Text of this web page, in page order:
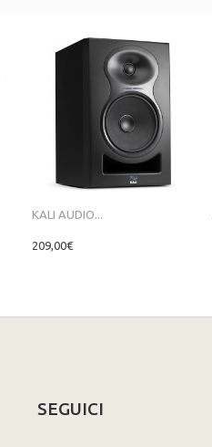
KALI AUDIO...
209,00€
SEGUICI